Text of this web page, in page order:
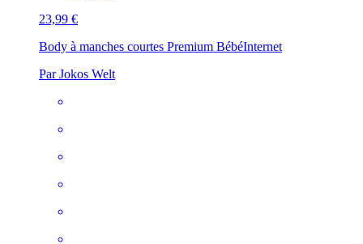
23,99 €
Body à manches courtes Premium BébéInternet
Par Jokos Welt